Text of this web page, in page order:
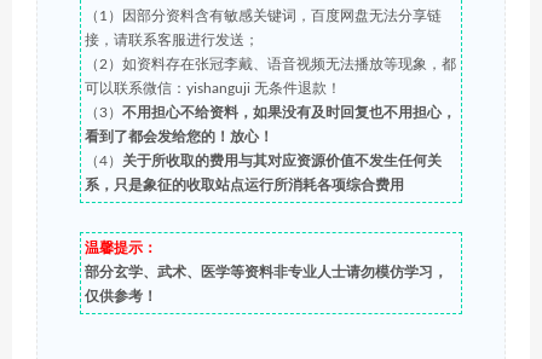
（1）因部分资料含有敏感关键词，百度网盘无法分享链
接，请联系客服进行发送；
（2）如资料存在张冠李戴、语音视频无法播放等现象，都
可以联系微信：yishanguji 无条件退款！
（3） 不用担心不给资料，如果没有及时回复也不用担心，
看到了都会发给您的！放心！
（4） 关于所收取的费用与其对应资源价值不发生任何关
系，只是象征的收取站点运行所消耗各项综合费用
温馨提示：
部分玄学、武术、医学等资料非专业人士请勿模仿学习，
仅供参考！